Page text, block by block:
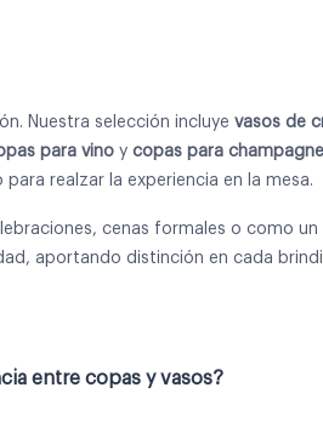
Nuestra selección incluye vasos de
para vino y copas para champagne
realzar la experiencia en la mesa.
cenas formales o como un
aportando distinción en cada
entre copas y vasos?